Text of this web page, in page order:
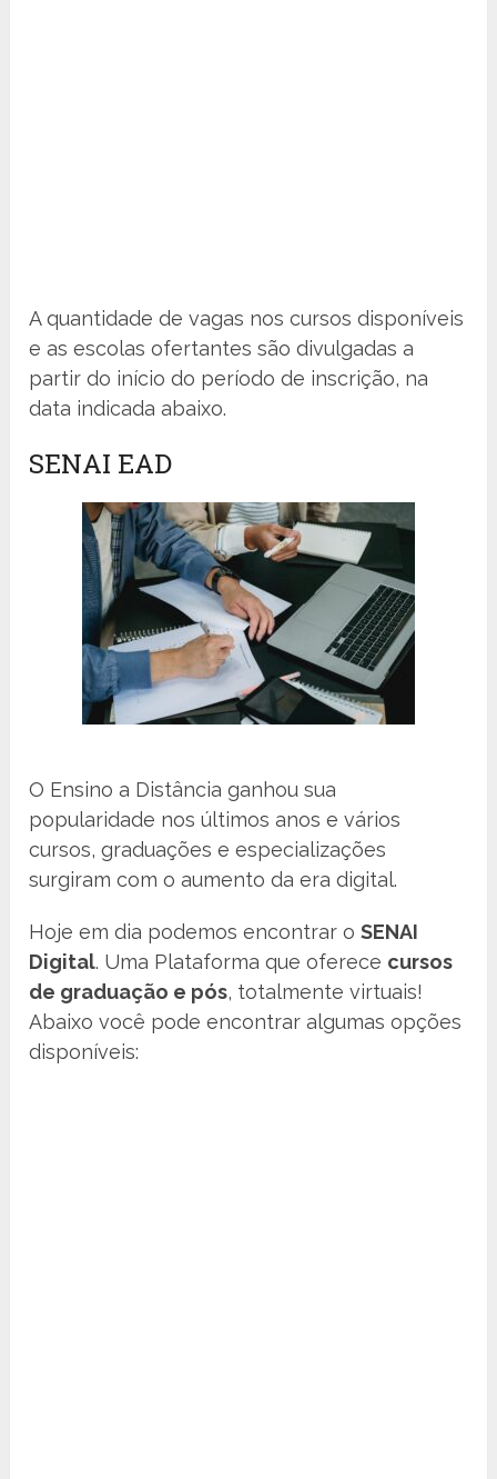
A quantidade de vagas nos cursos disponíveis
e as escolas ofertantes são divulgadas a
partir do início do período de inscrição, na
data indicada abaixo.
SENAI EAD
O Ensino a Distância ganhou sua
popularidade nos últimos anos e vários
cursos, graduações e especializações
surgiram com o aumento da era digital.
Hoje em dia podemos encontrar oSENAI
Digital. Uma Plataforma que oferece cursos
de graduação e pós, totalmente virtuais!
Abaixo você pode encontrar algumas opções
disponíveis: